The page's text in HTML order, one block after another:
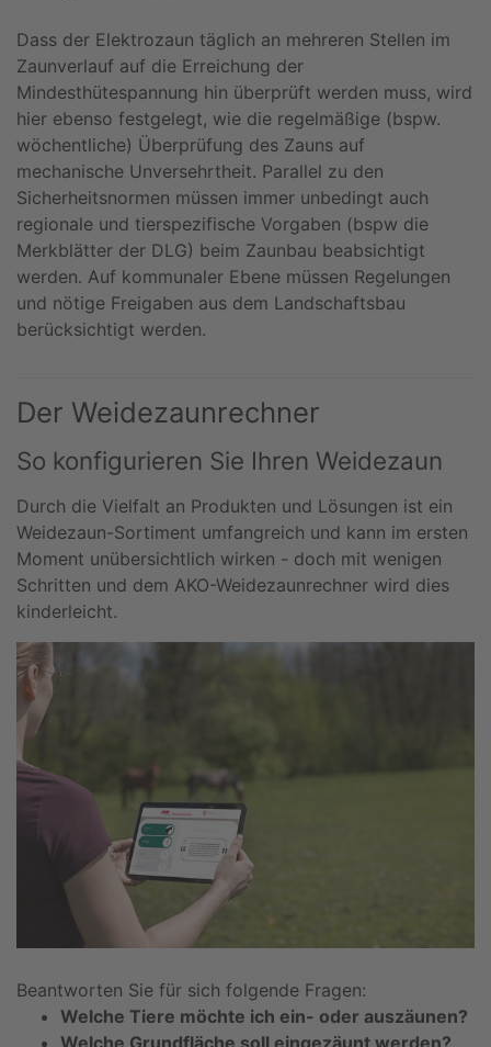
Dass der Elektrozaun täglich an mehreren Stellen im
Zaunverlauf auf die Erreichung der
Mindesthütespannung hin überprüft werden muss, wird
hier ebenso festgelegt, wie die regelmäßige (bspw.
wöchentliche) Überprüfung des Zauns auf
mechanische Unversehrtheit. Parallel zu den
Sicherheitsnormen müssen immer unbedingt auch
regionale und tierspezifische Vorgaben (bspw die
Merkblätter der DLG) beim Zaunbau beabsichtigt
werden. Auf kommunaler Ebene müssen Regelungen
und nötige Freigaben aus dem Landschaftsbau
berücksichtigt werden.
Der Weidezaunrechner
So konfigurieren Sie Ihren Weidezaun
Durch die Vielfalt an Produkten und Lösungen ist ein
Weidezaun-Sortiment umfangreich und kann im ersten
Moment unübersichtlich wirken - doch mit wenigen
Schritten und dem AKO-Weidezaunrechner wird dies
kinderleicht.
Beantworten Sie für sich folgende Fragen:
Welche Tiere möchte ich ein- oder auszäunen?
Welche Grundfläche soll eingezäunt werden?